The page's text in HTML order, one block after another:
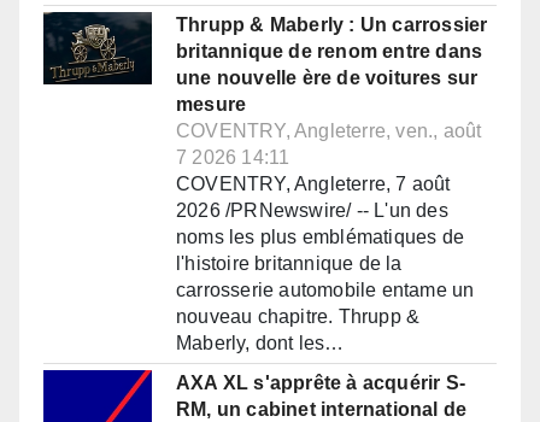
Thrupp & Maberly : Un carrossier
britannique de renom entre dans
une nouvelle ère de voitures sur
mesure
COVENTRY, Angleterre, ven., août
7 2026 14:11
COVENTRY, Angleterre, 7 août
2026 /PRNewswire/ -- L'un des
noms les plus emblématiques de
l'histoire britannique de la
carrosserie automobile entame un
nouveau chapitre. Thrupp &
Maberly, dont les…
AXA XL s'apprête à acquérir S-
RM, un cabinet international de